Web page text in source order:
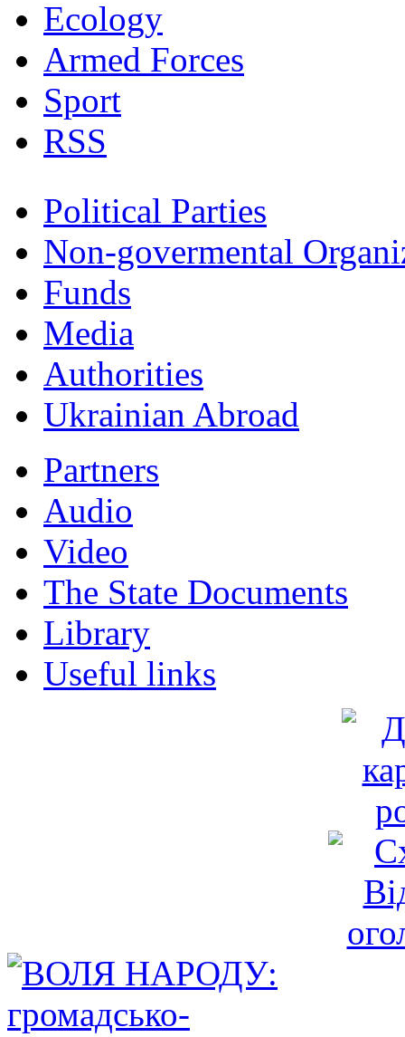
Ecology
Armed Forces
Sport
RSS
Political Parties
Non-govermental
Funds
Мedia
Authorities
Ukrainian Abroad
Partners
Audio
Video
The State Documents
Library
Useful links